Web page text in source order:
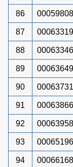
86 00059808
87 00063319
88 00063346
89 00063649
90 00063731
91 00063866
92 00063958
93 00065196
94 00066168